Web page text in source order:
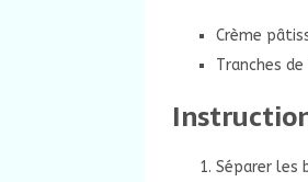
Crème
Tranches
Séparer les